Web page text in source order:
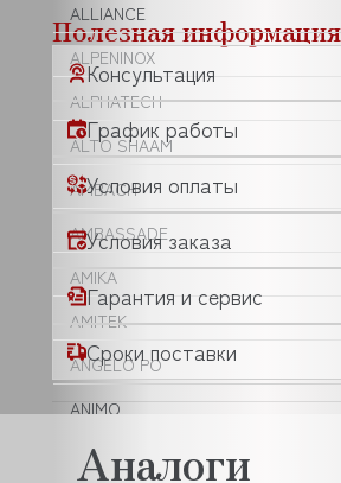
ALLIANCE
ALPENINOX
ALPHATECH
ALTO SHAAM
AMBACH
AMBASSADE
AMIKA
AMITEK
ANGELO PO
ANIMO
ANKO
Полезная информация
Консультация
График работы
Условия оплаты
Условия заказа
Гарантия и сервис
Сроки поставки
Аналоги